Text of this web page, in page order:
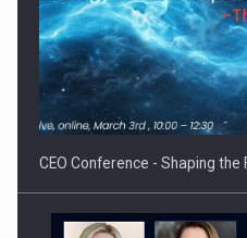
Hard Enduro Piatra Craiului
CEO Conference - Shaping the